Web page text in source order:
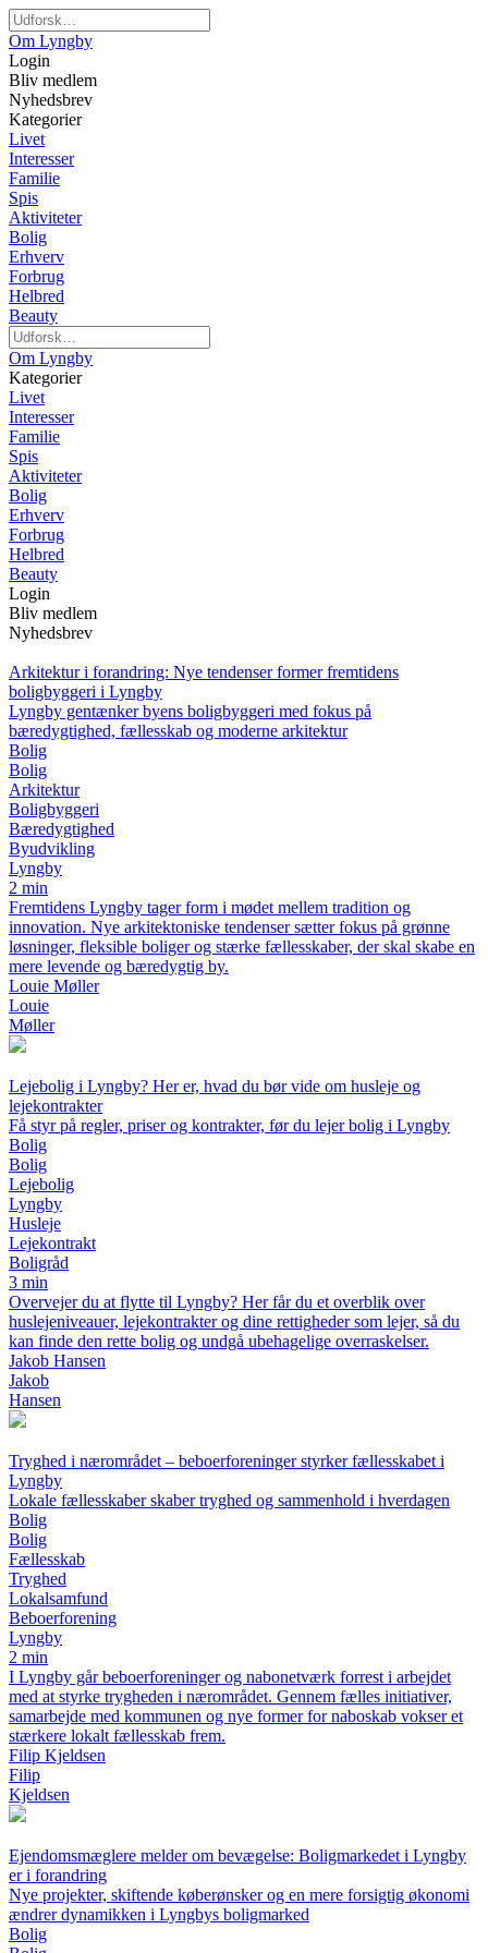
Om Lyngby
Login
Bliv medlem
Nyhedsbrev
Kategorier
Livet
Interesser
Familie
Spis
Aktiviteter
Bolig
Erhverv
Forbrug
Helbred
Beauty
Om Lyngby
Kategorier
Livet
Interesser
Familie
Spis
Aktiviteter
Bolig
Erhverv
Forbrug
Helbred
Beauty
Login
Bliv medlem
Nyhedsbrev
Arkitektur i forandring: Nye tendenser former fremtidens
boligbyggeri i Lyngby
Lyngby gentænker byens boligbyggeri med fokus på
bæredygtighed, fællesskab og moderne arkitektur
Bolig
Bolig
Arkitektur
Boligbyggeri
Bæredygtighed
Byudvikling
Lyngby
2 min
Fremtidens Lyngby tager form i mødet mellem tradition og
innovation. Nye arkitektoniske tendenser sætter fokus på grønne
løsninger, fleksible boliger og stærke fællesskaber, der skal skabe en
mere levende og bæredygtig by.
Louie Møller
Louie
Møller
Lejebolig i Lyngby? Her er, hvad du bør vide om husleje og
lejekontrakter
Få styr på regler, priser og kontrakter, før du lejer bolig i Lyngby
Bolig
Bolig
Lejebolig
Lyngby
Husleje
Lejekontrakt
Boligråd
3 min
Overvejer du at flytte til Lyngby? Her får du et overblik over
huslejeniveauer, lejekontrakter og dine rettigheder som lejer, så du
kan finde den rette bolig og undgå ubehagelige overraskelser.
Jakob Hansen
Jakob
Hansen
Tryghed i nærområdet – beboerforeninger styrker fællesskabet i
Lyngby
Lokale fællesskaber skaber tryghed og sammenhold i hverdagen
Bolig
Bolig
Fællesskab
Tryghed
Lokalsamfund
Beboerforening
Lyngby
2 min
I Lyngby går beboerforeninger og nabonetværk forrest i arbejdet
med at styrke trygheden i nærområdet. Gennem fælles initiativer,
samarbejde med kommunen og nye former for naboskab vokser et
stærkere lokalt fællesskab frem.
Filip Kjeldsen
Filip
Kjeldsen
Ejendomsmæglere melder om bevægelse: Boligmarkedet i Lyngby
er i forandring
Nye projekter, skiftende køberønsker og en mere forsigtig økonomi
ændrer dynamikken i Lyngbys boligmarked
Bolig